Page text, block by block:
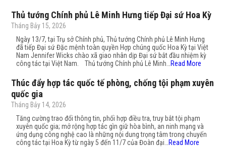
Thủ tướng Chính phủ Lê Minh Hưng tiếp Đại sứ Hoa Kỳ
Tháng Bảy 15, 2026
Ngày 13/7, tại Trụ sở Chính phủ, Thủ tướng Chính phủ Lê Minh Hưng
đã tiếp Đại sứ Đặc mệnh toàn quyền Hợp chúng quốc Hoa Kỳ tại Việt
Nam Jennifer Wicks chào xã giao nhân dịp Đại sứ bắt đầu nhiệm kỳ
công tác tại Việt Nam. Thủ tướng Chính phủ Lê Minh… Read More
Thúc đẩy hợp tác quốc tế phòng, chống tội phạm xuyên
quốc gia
Tháng Bảy 14, 2026
Tăng cường trao đổi thông tin, phối hợp điều tra, truy bắt tội phạm
xuyên quốc gia; mở rộng hợp tác gìn giữ hòa bình, an ninh mạng và
ứng dụng công nghệ cao là những nội dung trọng tâm trong chuyến
công tác tại Hoa Kỳ từ ngày 5 đến 11/7 của Đoàn đại… Read More